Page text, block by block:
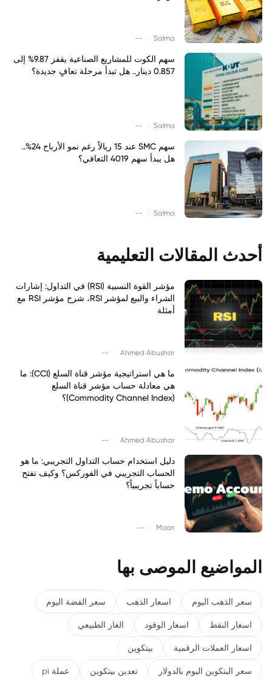
Salma
--
سهم الكوت للمشاريع الصناعية يقفز 9.87% إلى
0.857 دينار.. هل تبدأ مرحلة تعافٍ جديدة؟
Salma
--
سهم SMC عند 15 ريالاً رغم نمو الأرباح 24%..
هل يبدأ سهم 4019 التعافي؟
Salma
--
أحدث المقالات التعليمية
مؤشر القوة النسبية (RSI) في التداول: إشارات
الشراء والبيع لمؤشر RSI، شرح مؤشر RSI مع
أمثلة
Ahmed Abushar
--
ما هي استراتيجية مؤشر قناة السلع (CCI): ما
هي معادلة حساب مؤشر قناة السلع
(Commodity Channel Index)؟
Ahmed Abushar
--
دليل استخدام حساب التداول التجريبي: ما هو
الحساب التجريبي في الفوركس؟ وكيف تفتح
حساباً تجريبياً؟
Moon
--
المواضيع الموصى بها
سعر الذهب اليوم اسعار الذهب سعر الفضة اليوم
اسعار النفط اسعار الوقود الغاز الطبيعي
اسعار العملات الرقمية بيتكوين
سعر البتكوين اليوم بالدولار تعدين بيتكوين عملة pi